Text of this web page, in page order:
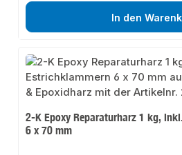
In den
2-K Epoxy Reparaturharz 1 kg,
6 x 70 mm